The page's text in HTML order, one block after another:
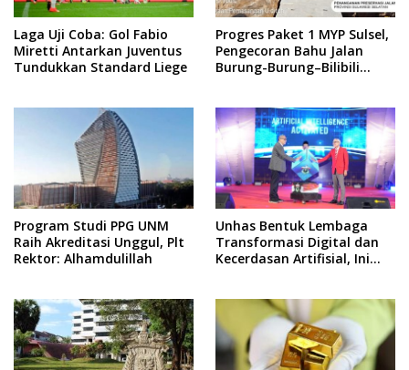
Laga Uji Coba: Gol Fabio
Miretti Antarkan Juventus
Tundukkan Standard Liege
Progres Paket 1 MYP Sulsel,
Pengecoran Bahu Jalan
Burung-Burung–Bilibili
Program Studi PPG UNM
Raih Akreditasi Unggul, Plt
Rektor: Alhamdulillah
Unhas Bentuk Lembaga
Transformasi Digital dan
Kecerdasan Artifisial, Ini